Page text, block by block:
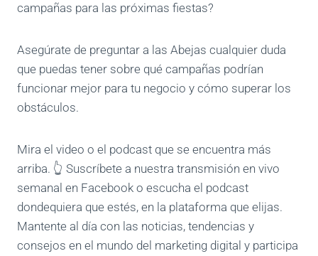
campañas para las próximas fiestas?
Asegúrate de preguntar a las Abejas cualquier duda
que puedas tener sobre qué campañas podrían
funcionar mejor para tu negocio y cómo superar los
obstáculos.
Mira el video o el podcast que se encuentra más
arriba. 👆 Suscríbete a nuestra transmisión en vivo
semanal en Facebook o escucha el podcast
dondequiera que estés, en la plataforma que elijas.
Mantente al día con las noticias, tendencias y
consejos en el mundo del marketing digital y participa